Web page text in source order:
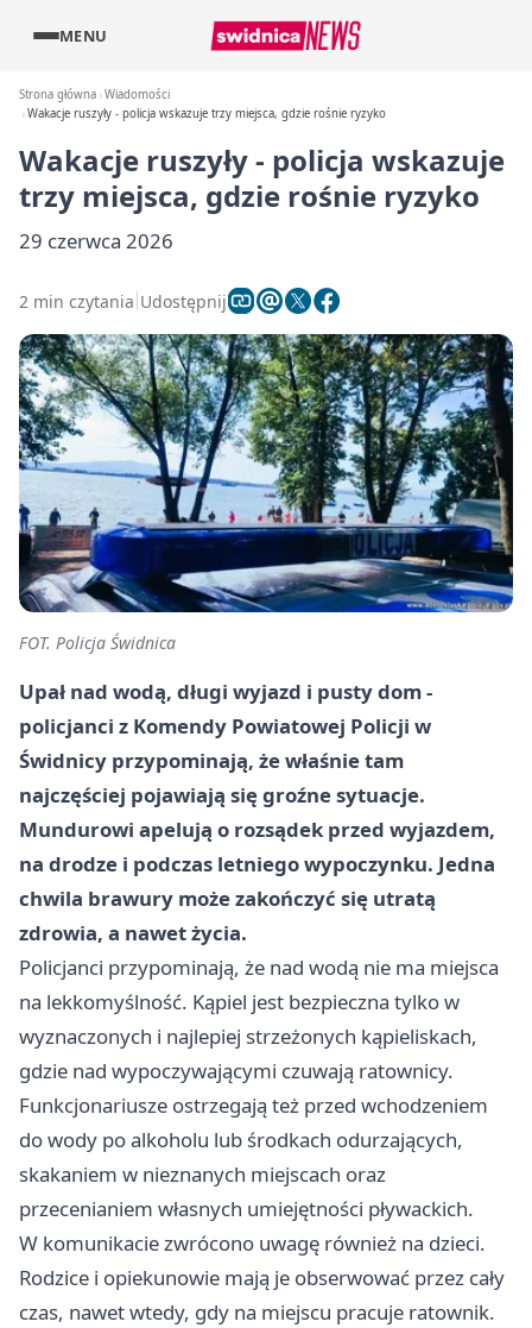
MENU
Strona główna Wiadomości
Wakacje ruszyły - policja wskazuje trzy miejsca, gdzie rośnie ryzyko
Wakacje ruszyły - policja wskazuje
trzy miejsca, gdzie rośnie ryzyko
29 czerwca 2026
2 min czytania Udostępnij
FOT. Policja Świdnica
Upał nad wodą, długi wyjazd i pusty dom -
policjanci z Komendy Powiatowej Policji w
Świdnicy przypominają, że właśnie tam
najczęściej pojawiają się groźne sytuacje.
Mundurowi apelują o rozsądek przed wyjazdem,
na drodze i podczas letniego wypoczynku. Jedna
chwila brawury może zakończyć się utratą
zdrowia, a nawet życia.
Policjanci przypominają, że nad wodą nie ma miejsca
na lekkomyślność. Kąpiel jest bezpieczna tylko w
wyznaczonych i najlepiej strzeżonych kąpieliskach,
gdzie nad wypoczywającymi czuwają ratownicy.
Funkcjonariusze ostrzegają też przed wchodzeniem
do wody po alkoholu lub środkach odurzających,
skakaniem w nieznanych miejscach oraz
przecenianiem własnych umiejętności pływackich.
W komunikacie zwrócono uwagę również na dzieci.
Rodzice i opiekunowie mają je obserwować przez cały
czas, nawet wtedy, gdy na miejscu pracuje ratownik.